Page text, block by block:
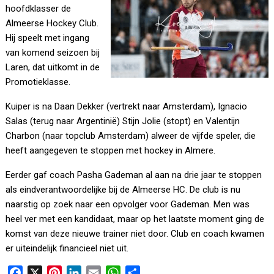
hoofdklasser de
Almeerse Hockey Club.
Hij speelt met ingang
van komend seizoen bij
Laren, dat uitkomt in de
Promotieklasse.
Kuiper is na Daan Dekker (vertrekt naar Amsterdam), Ignacio
Salas (terug naar Argentinië) Stijn Jolie (stopt) en Valentijn
Charbon (naar topclub Amsterdam) alweer de vijfde speler, die
heeft aangegeven te stoppen met hockey in Almere.
Eerder gaf coach Pasha Gademan al aan na drie jaar te stoppen
als eindverantwoordelijke bij de Almeerse HC. De club is nu
naarstig op zoek naar een opvolger voor Gademan. Men was
heel ver met een kandidaat, maar op het laatste moment ging de
komst van deze nieuwe trainer niet door. Club en coach kwamen
er uiteindelijk financieel niet uit.